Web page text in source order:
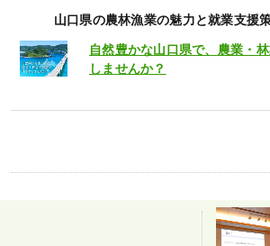
山口県の農林漁業の魅力と就業支援
自然豊かな山口県で、農業・
しませんか？